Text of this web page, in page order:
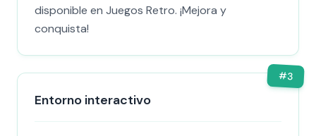
disponible en Juegos Retro. ¡Mejora y
conquista!
#3
Entorno interactivo